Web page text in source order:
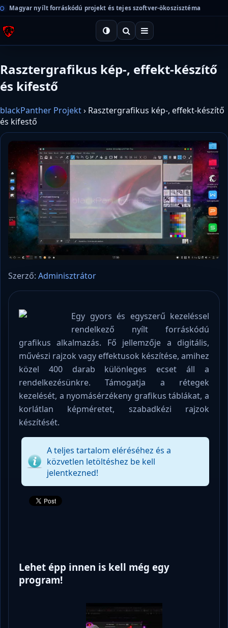
Magyar nyílt forráskódú projekt és tejes szoftver-ökoszisztéma
Rasztergrafikus kép-, effekt-készítő
és kifestő
blackPanther Projekt› Rasztergrafikus kép-, effekt-készítő
és kifestő
Szerző: Adminisztrátor
Egy gyors és egyszerű kezeléssel
rendelkező nyílt forráskódú
grafikus alkalmazás. Fő jellemzője a digitális,
művészi rajzok vagy effektusok készítése, amihez
közel 400 darab különleges ecset áll a
rendelkezésünkre. Támogatja a rétegek
kezelését, a nyomásérzékeny grafikus táblákat, a
korlátlan képméretet, szabadkézi rajzok
készítését.
A teljes tartalom eléréséhez és a
közvetlen letöltéshez be kell
jelentkezned!
Lehet épp innen is kell még egy
program!